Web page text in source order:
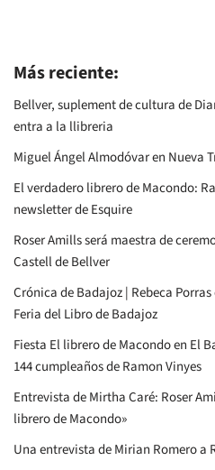
Más reciente:
Bellver, suplement de cultura de
entra a la llibreria
Miguel Ángel Almodóvar en Nueva
El verdadero librero de Macondo:
newsletter de Esquire
Roser Amills será maestra de
Castell de Bellver
Crónica de Badajoz | Rebeca
Feria del Libro de Badajoz
Fiesta El librero de Macondo en El
144 cumpleaños de Ramon Vinyes
Entrevista de Mirtha Caré: Roser
librero de Macondo»
Una entrevista de Mirian Romero a